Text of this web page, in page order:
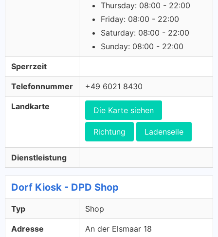
Thursday: 08:00 - 22:00
Friday: 08:00 - 22:00
Saturday: 08:00 - 22:00
Sunday: 08:00 - 22:00
Sperrzeit
Telefonnummer +49 6021 8430
Landkarte Die Karte siehen
Richtung Ladenseile
Dienstleistung
Dorf Kiosk - DPD Shop
Typ Shop
Adresse
An der Elsmaar 18